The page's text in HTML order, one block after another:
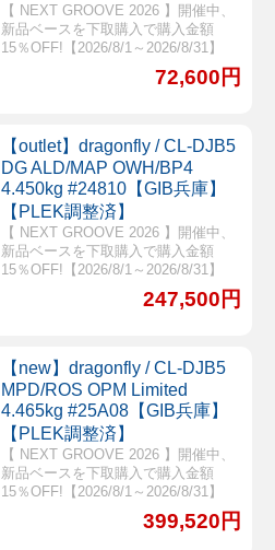
【 NEXT GROOVE 2026 】開催中、
新品ベースを下取購入で購入金額
15％OFF!【2026/8/1～2026/8/31】
72,600円
【outlet】dragonfly / CL-DJB5
DG ALD/MAP OWH/BP4
4.450kg #24810【GIB兵庫】
【PLEK調整済】
【 NEXT GROOVE 2026 】開催中、
新品ベースを下取購入で購入金額
15％OFF!【2026/8/1～2026/8/31】
247,500円
【new】dragonfly / CL-DJB5
MPD/ROS OPM Limited
4.465kg #25A08【GIB兵庫】
【PLEK調整済】
【 NEXT GROOVE 2026 】開催中、
新品ベースを下取購入で購入金額
15％OFF!【2026/8/1～2026/8/31】
399,520円